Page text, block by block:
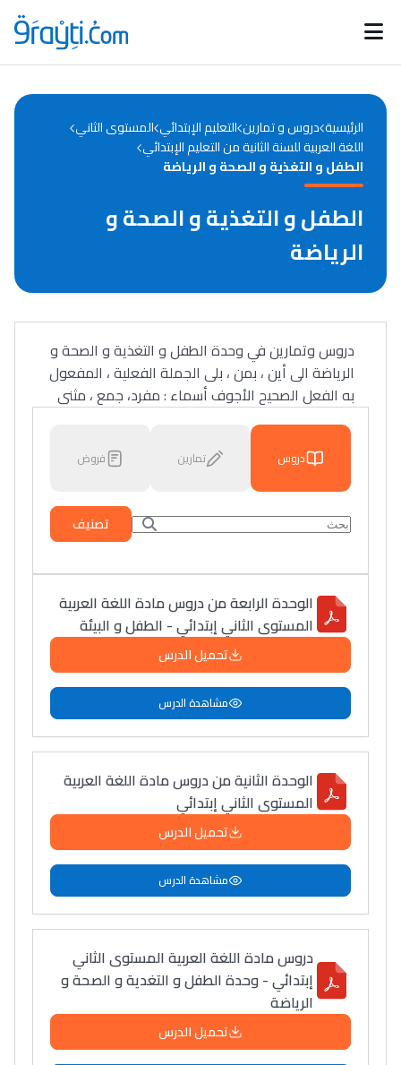
Catégories
d'actualités
Annonces bourses
الرئيسية دروس و تمارين التعليم الإبتدائي المستوى الثاني
اللغة العربية للسنة الثانية من التعليم الإبتدائي
الطفل و التغذية و الصحة و الرياضة
الطفل و التغذية و الصحة و
الرياضة
دروس وتمارين في وحدة الطفل و التغذية و الصحة و
الرياضة الى أين ، بمن ، بلى الجملة الفعلية ، المفعول
به الفعل الصحيح الأجوف أسماء : مفرد، جمع ، مثنى
دروس تمارين فروض
تصنيف
الوحدة الرابعة من دروس مادة اللغة العربية
المستوى الثاني إبتدائي - الطفل و البيئة
تحميل الدرس
مشاهدة الدرس
الوحدة الثانية من دروس مادة اللغة العربية
المستوى الثاني إبتدائي
تحميل الدرس
مشاهدة الدرس
دروس مادة اللغة العربية المستوى الثاني
إبتدائي - وحدة الطفل و التغدية و الصحة و
الرياضة
تحميل الدرس